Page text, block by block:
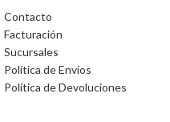
Contacto
Facturación
Sucursales
Política de Envíos
Política de Devoluciones